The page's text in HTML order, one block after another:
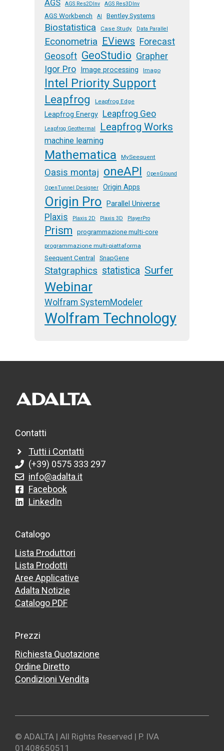
AGS AGS Res2DInv AGS Res3DInv
AGS Workbench AI Bentley Systems
Biostatistica Case Study Data Parallel
Econometria EViews Forecast
Geosoft GeoStudio Grapher
Igor Pro
Image processing Imago
Intel Priority Support
Leapfrog Leapfrog Edge
Leapfrog Energy Leapfrog Geo
Leapfrog Geothermal Leapfrog Works
machine learning
Mathematica MySeequent
Oasis montaj oneAPI OpenGround
OpenTunnel Designer Origin Apps
Origin Pro Parallel Universe
Plaxis Plaxis 2D Plaxis 3D PlayerPro
Prism programmazione multi-core
programmazione multi-piattaforma
Seequent Central SnapGene
Statgraphics statistica Surfer
Webinar
Wolfram SystemModeler
Wolfram Technology
Contatti
Tutti i Contatti
(+39) 0575 333 297
info@adalta.it
Facebook
LinkedIn
Catalogo
Lista Produttori
Lista Prodotti
Aree Applicative
Adalta Notizie
Catalogo PDF
Prezzi
Richiesta Quotazione
Ordine Diretto
Condizioni Vendita
© ADALTA | All Rights Reserved | P. IVA
01408650511